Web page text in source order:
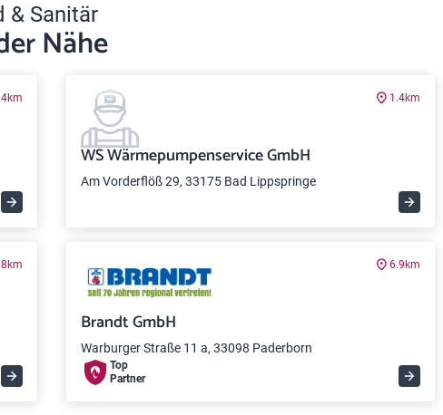
& Sanitär
Nähe
1.4km
WS Wärmepumpenservice GmbH
Am Vorderflöß 29, 33175 Bad Lippspringe
6.9km
Brandt GmbH
Warburger Straße 11 a, 33098 Paderborn
Top
Partner